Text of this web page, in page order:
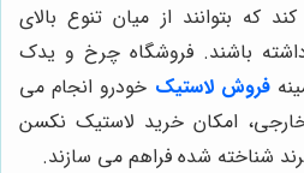
که بتوانند از میان تنوع بالای
باشند. فروشگاه چرخ و یدک
فروش لاستیک خودرو انجام می
امکان خرید لاستیک نکسن
شناخته شده فراهم می سازند.